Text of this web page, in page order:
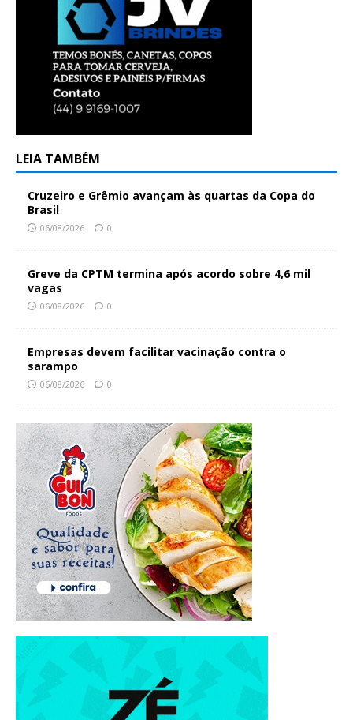
LEIA TAMBÉM
Cruzeiro e Grêmio avançam às quartas da Copa do
Brasil
06/08/2026 0
Greve da CPTM termina após acordo sobre 4,6 mil
vagas
06/08/2026 0
Empresas devem facilitar vacinação contra o
sarampo
06/08/2026 0